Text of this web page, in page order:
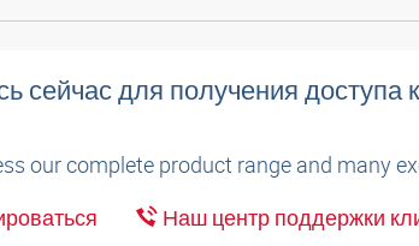
сейчас для получения
our complete product range and many
Наш центр поддержки